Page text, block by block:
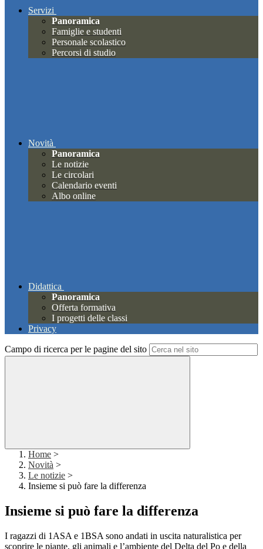
Servizi
Panoramica
Famiglie e studenti
Personale scolastico
Percorsi di studio
Novità
Panoramica
Le notizie
Le circolari
Calendario eventi
Albo online
Didattica
Panoramica
Offerta formativa
I progetti delle classi
Privacy
Campo di ricerca per le pagine del sito
Home >
Novità >
Le notizie >
Insieme si può fare la differenza
Insieme si può fare la differenza
I ragazzi di 1ASA e 1BSA sono andati in uscita naturalistica per
scoprire le piante, gli animali e l’ambiente del Delta del Po e della